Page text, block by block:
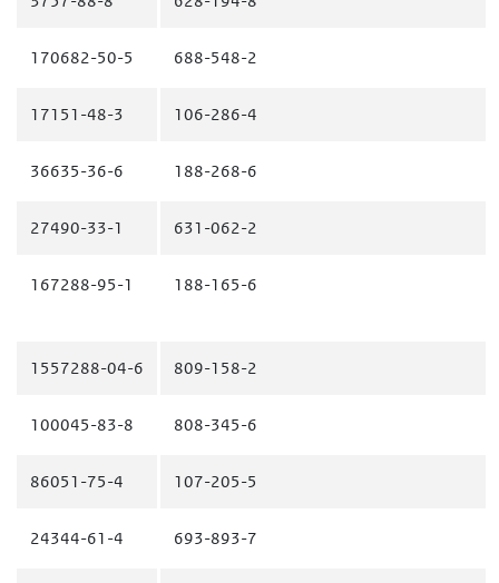
170682-50-5 688-548-2
17151-48-3 106-286-4
36635-36-6 188-268-6
27490-33-1 631-062-2
167288-95-1 188-165-6
1557288-04-6 809-158-2
100045-83-8 808-345-6
86051-75-4 107-205-5
24344-61-4 693-893-7